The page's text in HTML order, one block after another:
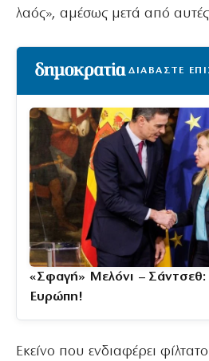
λαός», αμέσως μετά από
ΔΙΑΒΑΣΤΕ
«Σφαγή» Μελόνι – Σάντσεθ:
Ευρώπη!
Εκείνο που ενδιαφέρει